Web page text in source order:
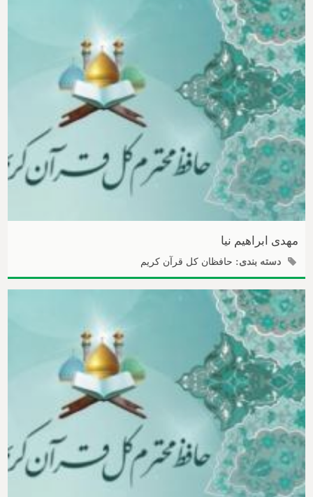
مهدی ابراهیم نیا
دسته بندی: حافظان کل قرآن کریم